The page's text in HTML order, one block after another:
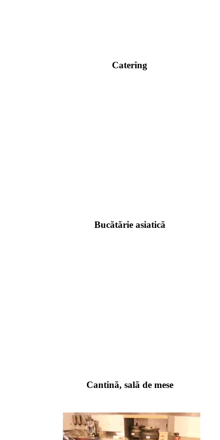
Catering
Bucătărie asiatică
Cantină, sală de mese